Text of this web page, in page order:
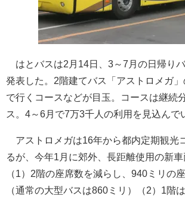
はとバスは2月14日、3～7月の日帰り
発表した。2階建てバス「アストロメガ」
で行くコースなどが目玉。コースは継続
ス。4～6月で7万3千人の利用を見込んで
アストロメガは16年から都内定期観光
るが、今年1月に郊外、長距離使用の新車
（1）2階の座席数を減らし、940ミリの
（通常の大型バスは860ミリ）（2）1階